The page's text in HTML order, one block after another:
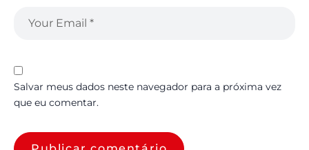
Salvar meus dados neste navegador para a próxima vez
que eu comentar.